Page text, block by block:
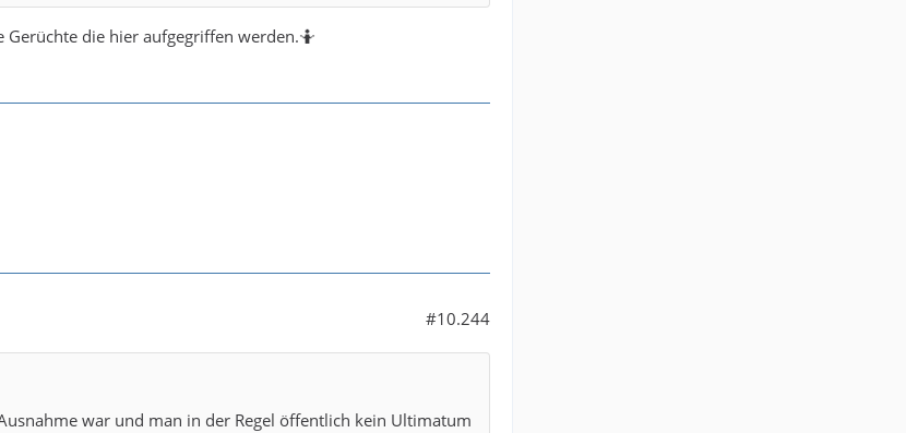
Gerüchte die hier aufgegriffen werden.🤷
#10.244
war und man in der Regel öffentlich kein Ultimatum